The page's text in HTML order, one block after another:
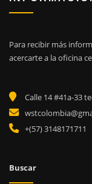
Para recibir más
acercarte a la oficina
Calle 14 #41a-33
+(57) 3148171711
Buscar